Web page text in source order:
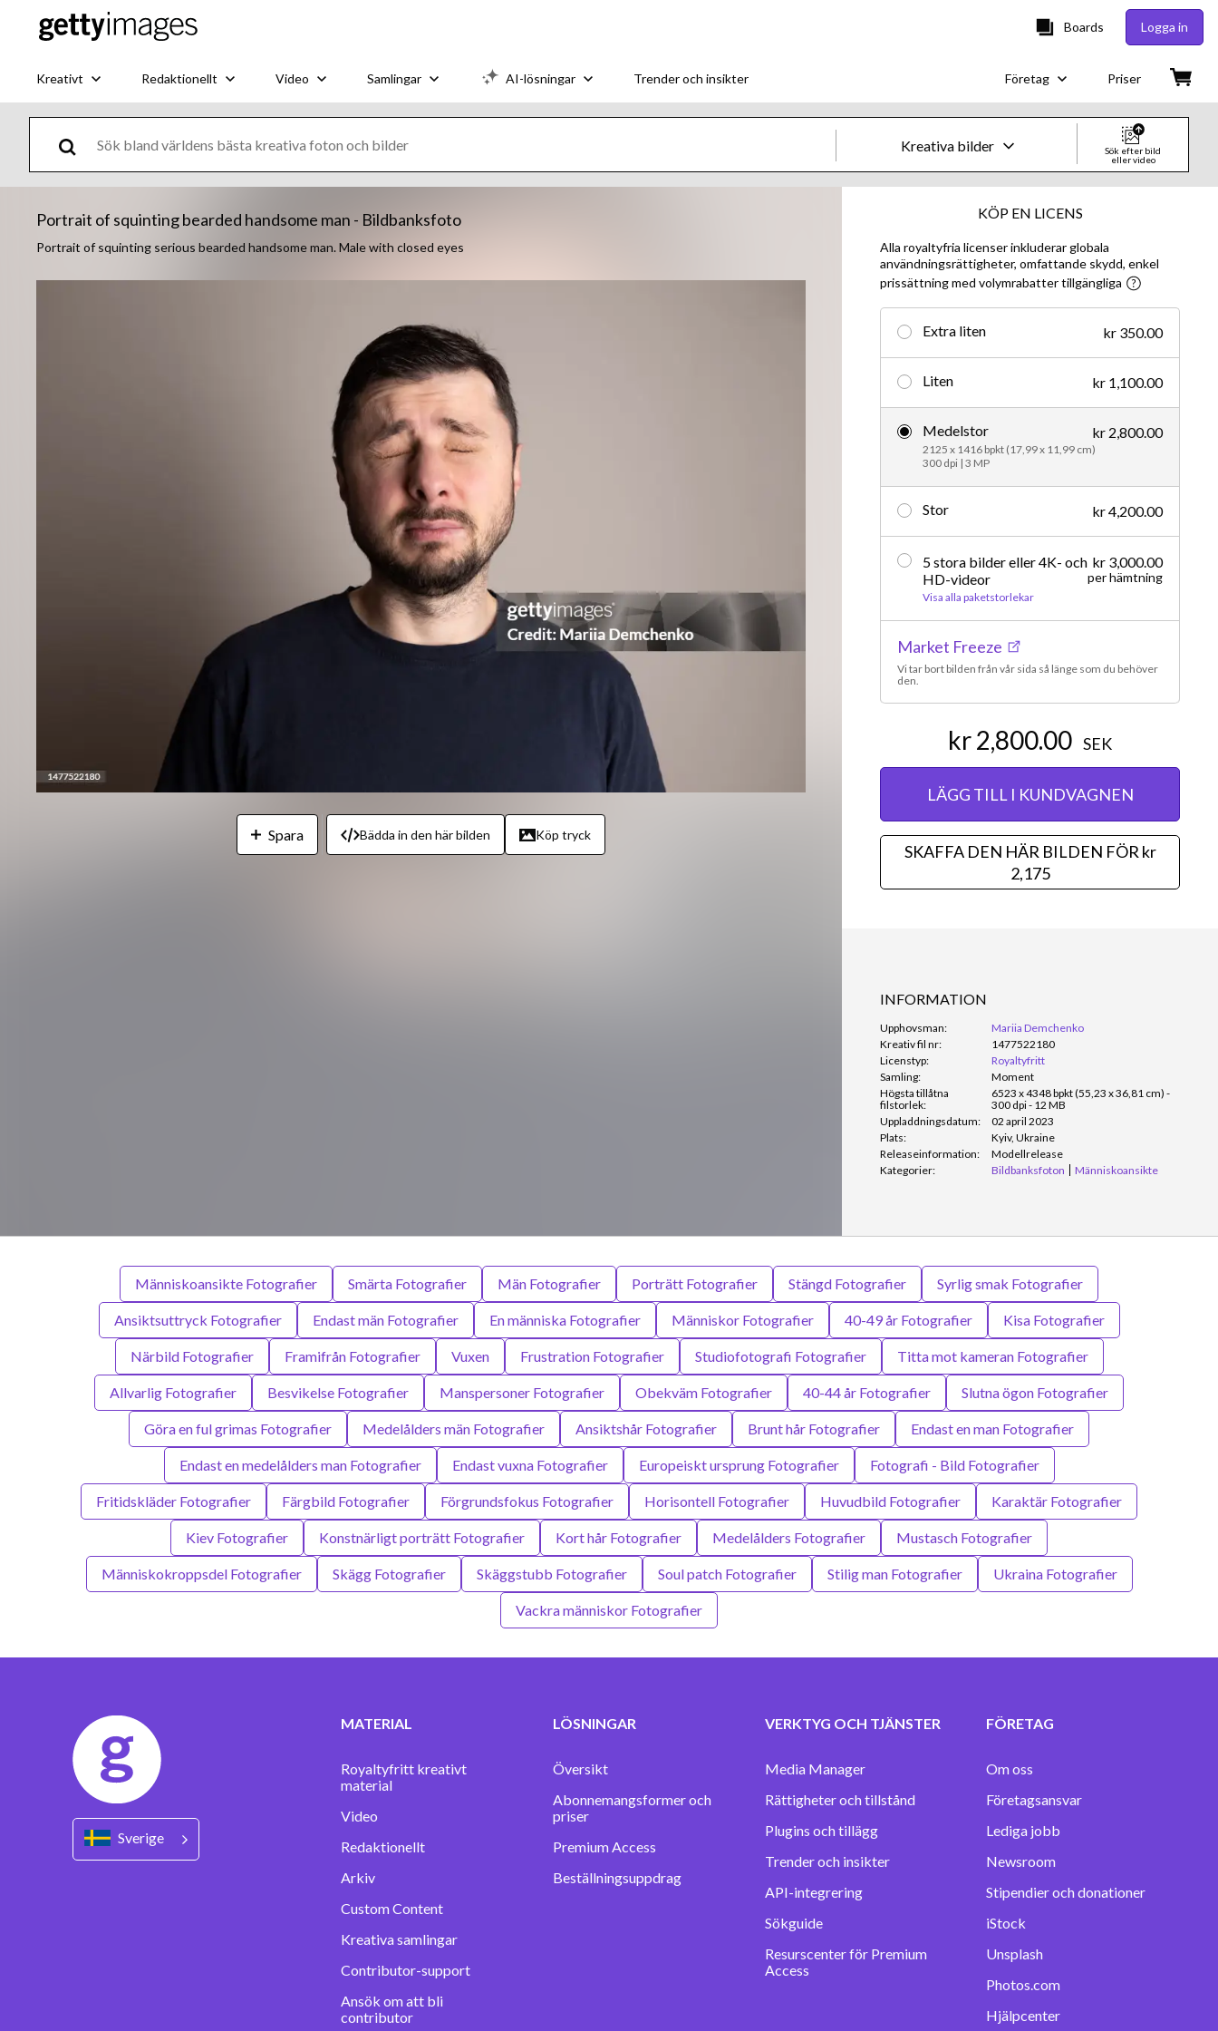
Boards Logga in
Kreativt Redaktionellt Video Samlingar AI-lösningar Trender och insikter Företag Priser
Kreativa bilder
Kreativa bilder och videor
Bilder
Kreativt
Redaktionellt
Sök efter bild
eller video
Portrait of squinting bearded handsome man - Bildbanksfoto
Portrait of squinting serious bearded handsome man. Male with closed eyes
Spara Bädda in den här bilden Köp tryck
KÖP EN LICENS
Alla royaltyfria licenser inkluderar globala
användningsrättigheter, omfattande skydd, enkel
prissättning med volymrabatter tillgängliga
Extra liten kr 350.00
Liten kr 1,100.00
Medelstor
2125 x 1416 bpkt (17,99 x 11,99 cm)
300 dpi | 3 MP
kr 2,800.00
Stor kr 4,200.00
5 stora bilder eller 4K- och
HD-videor
Visa alla paketstorlekar
kr 3,000.00
per hämtning
Market Freeze
Vi tar bort bilden från vår sida så länge som du behöver
den.
kr 2,800.00 SEK
LÄGG TILL I KUNDVAGNEN
SKAFFA DEN HÄR BILDEN FÖR kr
2,175
INFORMATION
Upphovsman:
Mariia Demchenko
Kreativ fil nr:
1477522180
Licenstyp:
Royaltyfritt
Samling:
Moment
Högsta tillåtna
filstorlek:
6523 x 4348 bpkt (55,23 x 36,81 cm) -
300 dpi - 12 MB
Uppladdningsdatum:
02 april 2023
Plats:
Kyiv, Ukraine
Releaseinformation:
Modellrelease
Kategorier:
Bildbanksfoton Människoansikte
Människoansikte Fotografier Smärta Fotografier Män Fotografier Porträtt Fotografier Stängd Fotografier Syrlig smak Fotografier
Ansiktsuttryck Fotografier Endast män Fotografier En människa Fotografier Människor Fotografier 40-49 år Fotografier Kisa Fotografier
Närbild Fotografier Framifrån Fotografier Vuxen Frustration Fotografier Studiofotografi Fotografier Titta mot kameran Fotografier
Allvarlig Fotografier Besvikelse Fotografier Manspersoner Fotografier Obekväm Fotografier 40-44 år Fotografier Slutna ögon Fotografier
Göra en ful grimas Fotografier Medelålders män Fotografier Ansiktshår Fotografier Brunt hår Fotografier Endast en man Fotografier
Endast en medelålders man Fotografier Endast vuxna Fotografier Europeiskt ursprung Fotografier Fotografi - Bild Fotografier
Fritidskläder Fotografier Färgbild Fotografier Förgrundsfokus Fotografier Horisontell Fotografier Huvudbild Fotografier Karaktär Fotografier
Kiev Fotografier Konstnärligt porträtt Fotografier Kort hår Fotografier Medelålders Fotografier Mustasch Fotografier
Människokroppsdel Fotografier Skägg Fotografier Skäggstubb Fotografier Soul patch Fotografier Stilig man Fotografier Ukraina Fotografier
Vackra människor Fotografier
Sverige
MATERIAL
Royaltyfritt kreativt
material
Video
Redaktionellt
Arkiv
Custom Content
Kreativa samlingar
Contributor-support
Ansök om att bli
contributor
LÖSNINGAR
Översikt
Abonnemangsformer och
priser
Premium Access
Beställningsuppdrag
VERKTYG OCH TJÄNSTER
Media Manager
Rättigheter och tillstånd
Trender och insikter
API-integrering
Sökguide
Resurscenter för Premium
Access
FÖRETAG
Om oss
Företagsansvar
Lediga jobb
Newsroom
Stipendier och donationer
iStock
Unsplash
Photos.com
Hjälpcenter